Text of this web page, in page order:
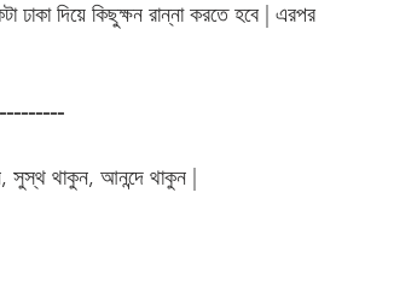
দিয়ে কিছুক্ষন রান্না করতে হবে | এরপর
থাকুন, আনন্দে থাকুন |